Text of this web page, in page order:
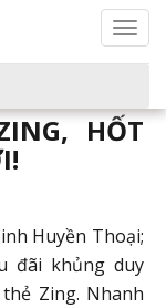
HỐT
Huyền Thoại;
đãi khủng duy
Zing. Nhanh